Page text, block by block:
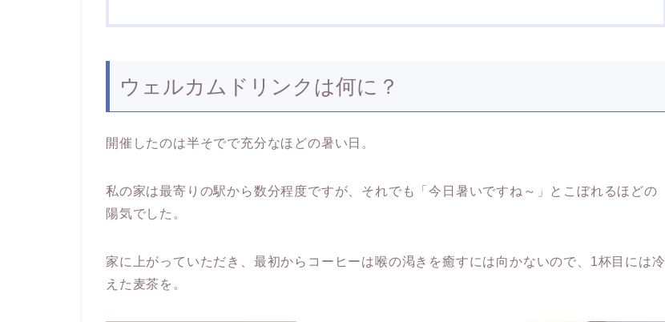
ウェルカムドリンクは何に？
開催したのは半そでで充分なほどの暑い日。
私の家は最寄りの駅から数分程度ですが、それでも「今日暑いですね～」とこぼれるほどの
陽気でした。
家に上がっていただき、最初からコーヒーは喉の渇きを癒すには向かないので、1杯目には冷
えた麦茶を。